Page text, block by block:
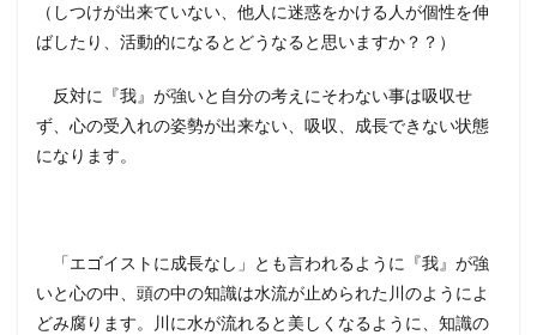
（しつけが出来ていない、他人に迷惑をかける人が個性を伸
ばしたり、活動的になるとどうなると思いますか？？）
反対に『我』が強いと自分の考えにそわない事は吸収せ
ず、心の受入れの姿勢が出来ない、吸収、成長できない状態
になります。
「エゴイストに成長なし」とも言われるように『我』が強
いと心の中、頭の中の知識は水流が止められた川のようによ
どみ腐ります。川に水が流れると美しくなるように、知識の